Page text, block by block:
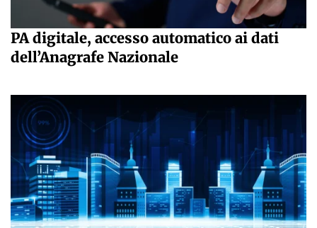
PA digitale, accesso automatico ai dati
dell’Anagrafe Nazionale